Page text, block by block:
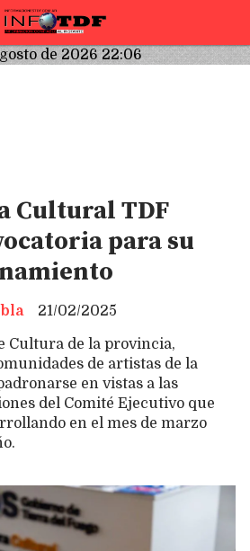
de 2026 22:06
Cultural TDF
para su
Cultura de la provincia,
de artistas de la
en vistas a las
del Comité Ejecutivo que
en el mes de marzo
21/02/2025